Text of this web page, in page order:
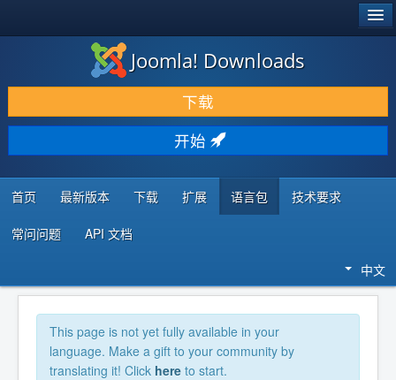
下载 & 扩展
发现 & 学习
社区 & 支持
开发者资源
Joomla! Downloads
下载
开始
首页 最新版本 下载 扩展 语言包 技术要求
常问问题 API 文档
中文
This page is not yet fully available in your
language. Make a gift to your community by
translating it! Click here to start.